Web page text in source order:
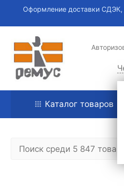
Оформление доставки СДЭК,
Каталог товаров